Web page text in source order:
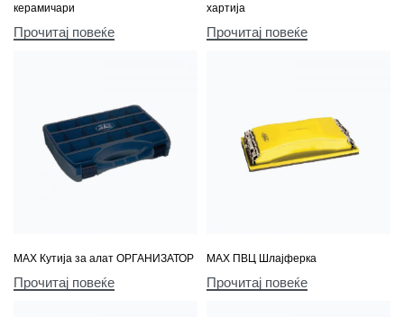
керамичари
Прочитај повеќе
хартија
Прочитај повеќе
МАХ Кутија за алат ОРГАНИЗАТОР
Прочитај повеќе
МАХ ПВЦ Шлајферка
Прочитај повеќе